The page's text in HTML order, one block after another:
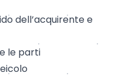
dell’acquirente e
le parti